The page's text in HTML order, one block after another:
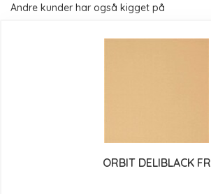
Andre kunder har også kigget på
ORBIT DELIBLACK FR